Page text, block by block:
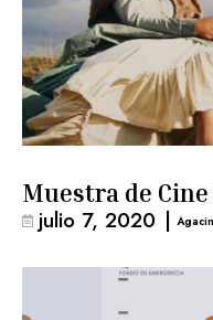
Muestra de
julio 7, 2020 |